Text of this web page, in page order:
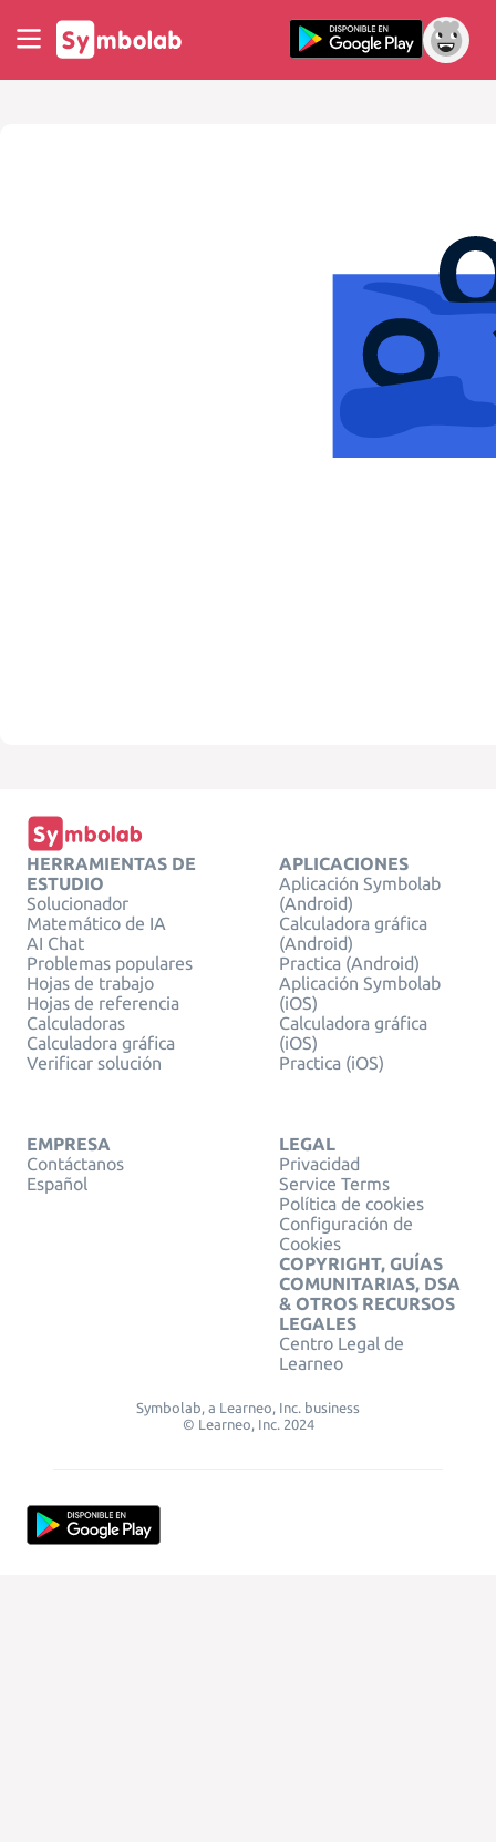
HERRAMIENTAS DE
ESTUDIO
Solucionador
Matemático de IA
AI Chat
Problemas populares
Hojas de trabajo
Hojas de referencia
Calculadoras
Calculadora gráfica
Verificar solución
APLICACIONES
Aplicación Symbolab
(Android)
Calculadora gráfica
(Android)
Practica (Android)
Aplicación Symbolab
(iOS)
Calculadora gráfica
(iOS)
Practica (iOS)
EMPRESA
Contáctanos
Español
LEGAL
Privacidad
Service Terms
Política de cookies
Configuración de
Cookies
COPYRIGHT, GUÍAS
COMUNITARIAS, DSA
& OTROS RECURSOS
LEGALES
Centro Legal de
Learneo
Symbolab, a Learneo, Inc. business
© Learneo, Inc. 2024